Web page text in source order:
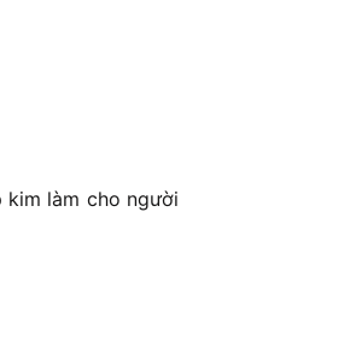
kim làm cho người